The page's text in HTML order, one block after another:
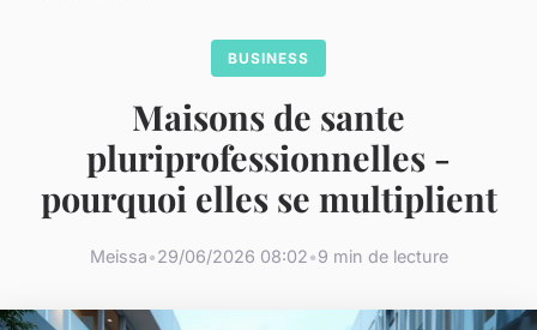
BUSINESS
Maisons de sante
pluriprofessionnelles -
pourquoi elles se multiplient
Meissa•29/06/2026 08:02•9 min de lecture